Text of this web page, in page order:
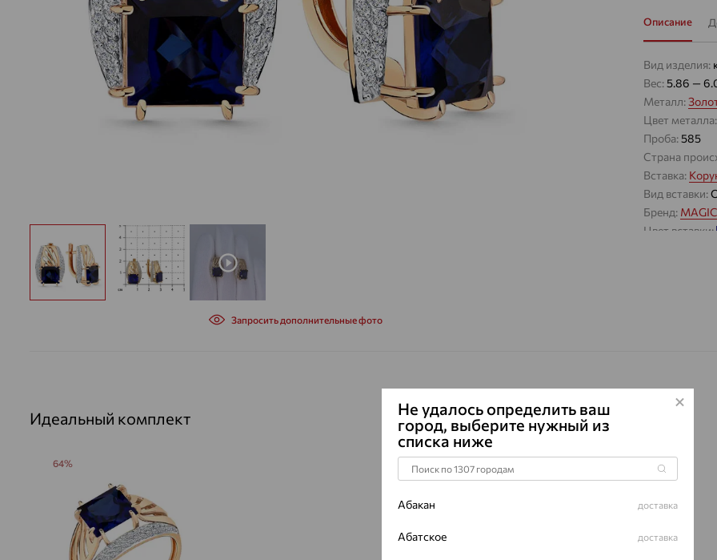
Запросить дополнительные фото
Описание
Вид изделия:
Вес:5.86 —
Металл:
Цвет металла:
Проба:585
Страна
Вставка:
Вид вставки:
Бренд:
Цвет вставки:
ЦВЕТ
Идеальный комплект
64%
Не удалось определить ваш
город, выберите нужный из
списка ниже
Абакан доставка
Абатское доставка